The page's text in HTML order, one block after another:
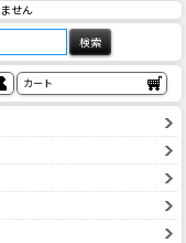
せん
カート